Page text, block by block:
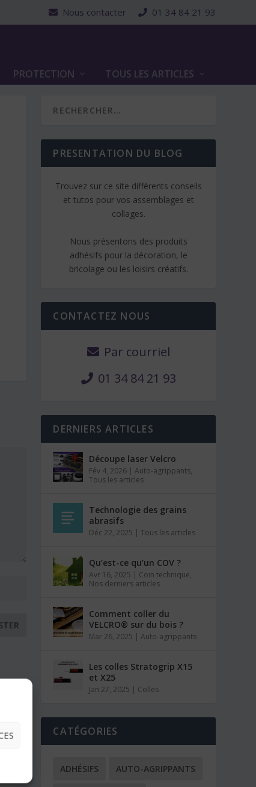
Nous contacter 01 34 84 21 93
PROTECTION TOUS LES ARTICLES
PRESENTATION DU BLOG
Trouvez sur ce site différents conseils
et tutos pour vos assemblages et
collages.
Nous présentons des produits
adhésifs pour la décoration, le
bricolage ou les loisirs créatifs.
CONTACTEZ NOUS
Par courriel
01 34 84 21 93
DERNIERS ARTICLES
Découpe laser Velcro
Fév 4, 2026 |Auto-agrippants,
Tous les articles
Technologie des grains
abrasifs
Déc 22, 2025 |Tous les articles
Qu’est-ce qu’un COV ?
Avr 16, 2025 | Coin technique,
Nos derniers articles
Comment coller du
VELCRO® sur du bois ?
Mar 26, 2025 |Auto-agrippants
Les colles Stratogrip X15
et X25
Jan 27, 2025 | Colles
CATÉGORIES
ADHÉSIFS AUTO-AGRIPPANTS